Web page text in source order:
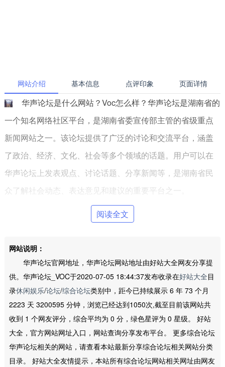
网站介绍 基本信息 点评印象 页面详情
华声论坛是什么网站？Voc怎么样？华声论坛是湖南省的
一个知名网络社区平台，是湖南省委宣传部主管的省级重点
新闻网站之一。该论坛提供了广泛的讨论和交流平台，涵盖
了政治、经济、文化、社会等多个领域的话题。用户可以在
华声论坛上发表观点、讨论话题、分享新闻等，是湖南省民
众了解社会动态、表达意见和建议的重要平台之一。
阅读全文
网站说明：
华声论坛官网地址，华声论坛网站地址由好站大全网友分享提
供。华声论坛_VOC于2020-07-05 18:44:37发布收录在好站大全目
录休闲娱乐/论坛/综合论坛类别中，距今已持续展示 6 年 73 个月
2223 天 3200595 分钟，浏览已经达到1050次,截至目前该网站共
收到 1 个网友评分，综合平均为 0 分，绿色星评为 0 星级。 好站
大全，官方网站网址入口，网站查询分享发布平台。 更多综合论坛
华声论坛相关的网站，请查看本站最新分享综合论坛相关网站分类
目录。 好站大全友情提示，本站所有综合论坛网站相关网址由网友